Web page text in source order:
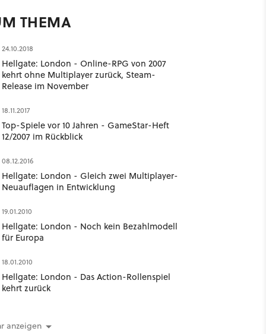
THEMA
24.10.2018
Hellgate: London - Online-RPG von 2007
kehrt ohne Multiplayer zurück, Steam-
Release im November
18.11.2017
Top-Spiele vor 10 Jahren - GameStar-Heft
12/2007 im Rückblick
08.12.2016
Hellgate: London - Gleich zwei Multiplayer-
Neuauflagen in Entwicklung
19.01.2010
Hellgate: London - Noch kein Bezahlmodell
für Europa
18.01.2010
Hellgate: London - Das Action-Rollenspiel
kehrt zurück
anzeigen